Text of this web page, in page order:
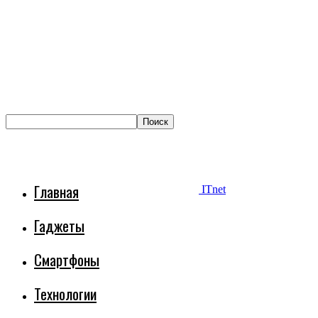
ITnet
Главная
Гаджеты
Смартфоны
Технологии